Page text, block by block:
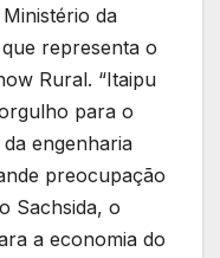
da
representa o
Rural. “Itaipu
para o
engenharia
preocupação
Sachsida, o
a economia do